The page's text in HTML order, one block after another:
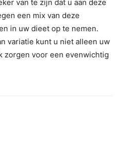
van te zijn dat u aan deze
een mix van deze
in uw dieet op te nemen.
variatie kunt u niet alleen uw
zorgen voor een evenwichtig